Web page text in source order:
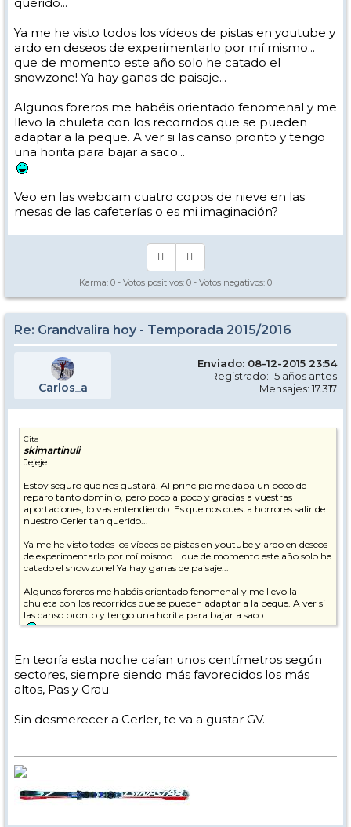
Ya me he visto todos los vídeos de pistas en youtube y
ardo en deseos de experimentarlo por mí mismo...
que de momento este año solo he catado el
snowzone! Ya hay ganas de paisaje...
Algunos foreros me habéis orientado fenomenal y me
llevo la chuleta con los recorridos que se pueden
adaptar a la peque. A ver si las canso pronto y tengo
una horita para bajar a saco...
Veo en las webcam cuatro copos de nieve en las
mesas de las cafeterías o es mi imaginación?
Karma: 0 - Votos positivos: 0 - Votos negativos: 0
Re: Grandvalira hoy - Temporada 2015/2016
Carlos_a
Enviado: 08-12-2015 23:54
Registrado: 15 años antes
Mensajes: 17.317
Cita
skimartinuli
Jejeje...
Estoy seguro que nos gustará. Al principio me daba un poco de
reparo tanto dominio, pero poco a poco y gracias a vuestras
aportaciones, lo vas entendiendo. Es que nos cuesta horrores salir de
nuestro Cerler tan querido...
Ya me he visto todos los vídeos de pistas en youtube y ardo en deseos
de experimentarlo por mí mismo... que de momento este año solo he
catado el snowzone! Ya hay ganas de paisaje...
Algunos foreros me habéis orientado fenomenal y me llevo la
chuleta con los recorridos que se pueden adaptar a la peque. A ver si
las canso pronto y tengo una horita para bajar a saco...
cafeterías o es mi imaginación?
En teoría esta noche caían unos centímetros según
sectores, siempre siendo más favorecidos los más
altos, Pas y Grau.
Sin desmerecer a Cerler, te va a gustar GV.